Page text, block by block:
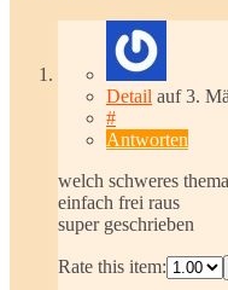
Detail auf3.
#
Antworten
welch schweres
einfach frei raus
super geschrieben
Rate this item: